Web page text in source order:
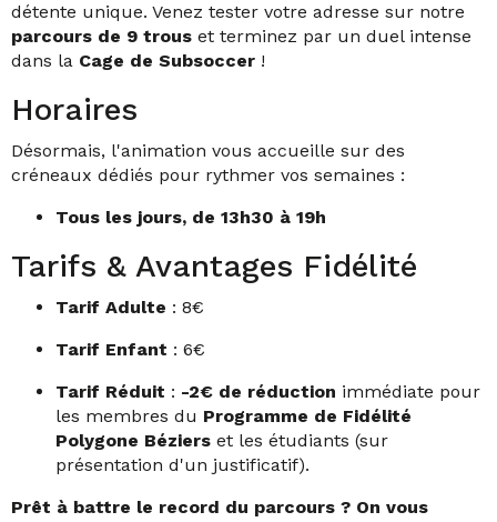
détente unique. Venez tester votre adresse sur notre
parcours de 9 trous et terminez par un duel intense
dans la Cage de Subsoccer !
Horaires
Désormais, l'animation vous accueille sur des
créneaux dédiés pour rythmer vos semaines :
Tous les jours, de 13h30 à 19h
Tarifs & Avantages Fidélité
Tarif Adulte : 8€
Tarif Enfant : 6€
Tarif Réduit : -2€ de réduction immédiate pour
les membres du Programme de Fidélité
Polygone Béziers et les étudiants (sur
présentation d'un justificatif).
Prêt à battre le record du parcours ? On vous